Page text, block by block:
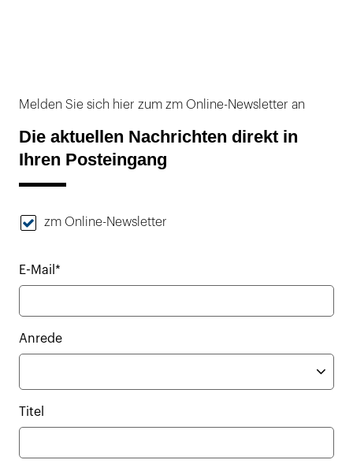
Melden Sie sich hier zum zm Online-Newsletter an
Die aktuellen Nachrichten direkt in
Ihren Posteingang
zm Online-Newsletter
E-Mail*
Anrede
Titel